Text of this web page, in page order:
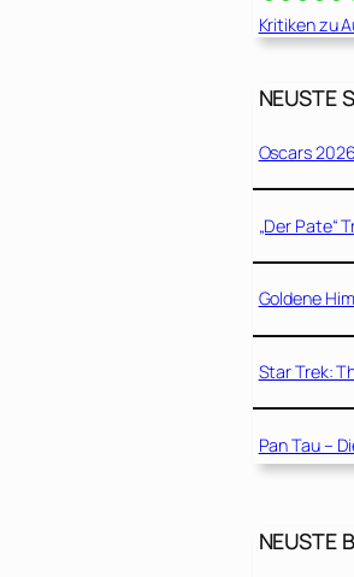
Kritiken zu
NEUSTE
Oscars 2026
„Der Pate“
Goldene
Star Trek:
Pan Tau –
NEUSTE